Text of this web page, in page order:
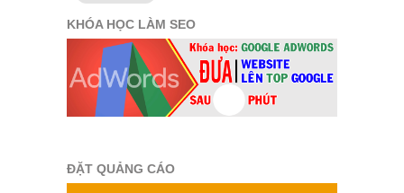
KHÓA HỌC LÀM SEO
ĐẶT QUẢNG CÁO